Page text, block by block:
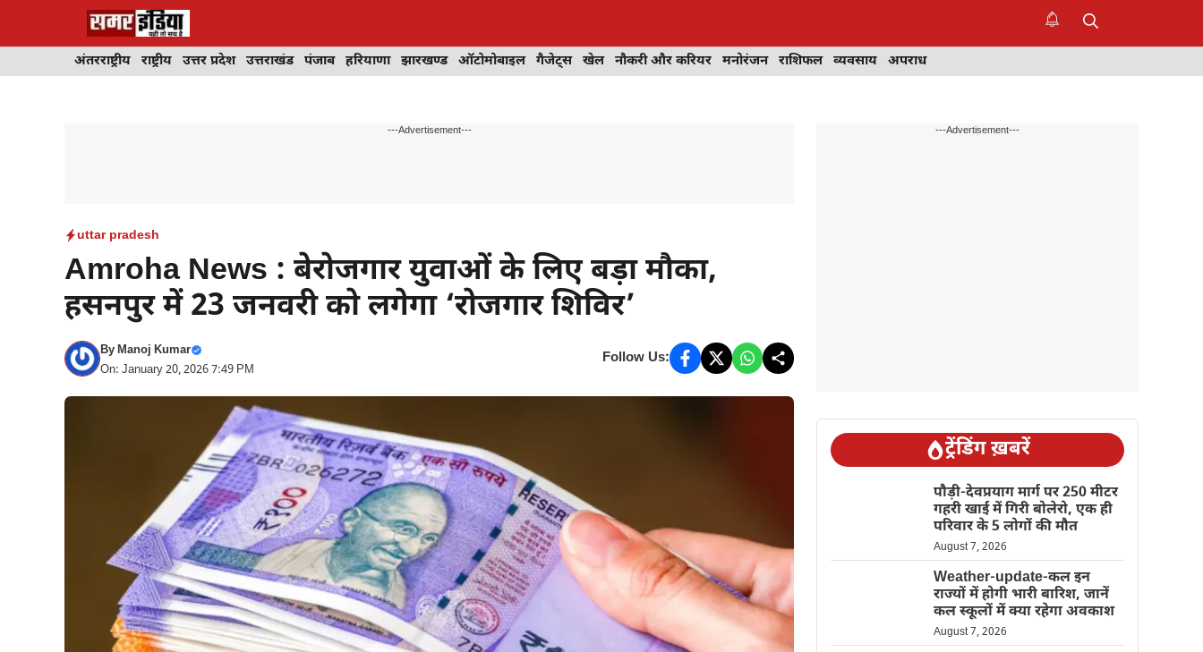
अंतरराष्ट्रीय राष्ट्रीय उत्तर प्रदेश उत्तराखंड पंजाब हरियाणा झारखण्ड ऑटोमोबाइल गैजेट्स खेल नौकरी और करियर मनोरंजन राशिफल व्यवसाय अपराध
---Advertisement---
uttar pradesh
Amroha News : बेरोजगार युवाओं के लिए बड़ा मौका,
हसनपुर में 23 जनवरी को लगेगा ‘रोजगार शिविर’
ByManoj Kumar
On: January 20, 2026 7:49 PM
Follow Us:
---Advertisement---
ट्रेंडिंग ख़बरें
पौड़ी-देवप्रयाग मार्ग पर 250 मीटर
गहरी खाई में गिरी बोलेरो, एक ही
परिवार के 5 लोगों की मौत
August 7, 2026
Weather-update-कल इन
राज्यों में होगी भारी बारिश, जानें
कल स्कूलों में क्या रहेगा अवकाश
August 7, 2026